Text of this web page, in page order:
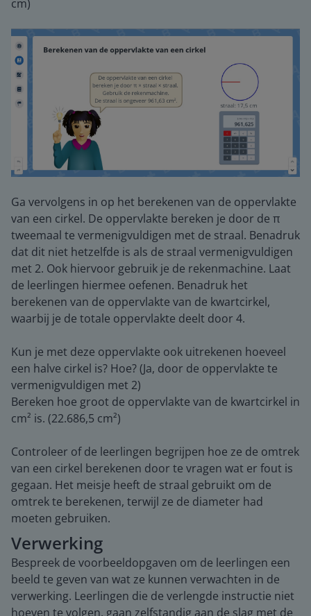
cm)
Ga vervolgens in op het berekenen van de oppervlakte
van een cirkel. De oppervlakte bereken je door de π
tweemaal te vermenigvuldigen met de straal. Benadruk
dat dit niet hetzelfde is als de straal vermenigvuldigen
met 2. Ook hiervoor gebruik je de rekenmachine. Laat
de leerlingen hiermee oefenen. Benadruk het
berekenen van de oppervlakte van de kwartcirkel,
waarbij je de totale oppervlakte deelt door 4.
Kun je met deze oppervlakte ook uitrekenen hoeveel
een halve cirkel is? Hoe? (Ja, door de oppervlakte te
vermenigvuldigen met 2)
Bereken hoe groot de oppervlakte van de kwartcirkel in
cm² is. (22.686,5 cm²)
Controleer of de leerlingen begrijpen hoe ze de omtrek
van een cirkel berekenen door te vragen wat er fout is
gegaan. Het meisje heeft de straal gebruikt om de
omtrek te berekenen, terwijl ze de diameter had
moeten gebruiken.
Verwerking
Bespreek de voorbeeldopgaven om de leerlingen een
beeld te geven van wat ze kunnen verwachten in de
verwerking. Leerlingen die de verlengde instructie niet
hoeven te volgen, gaan zelfstandig aan de slag met de